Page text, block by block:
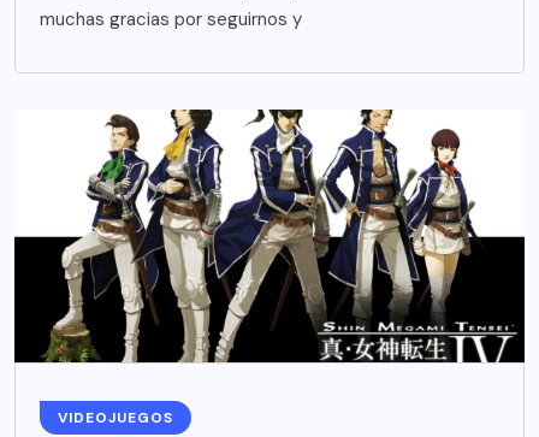
muchas gracias por seguirnos y
VIDEOJUEGOS